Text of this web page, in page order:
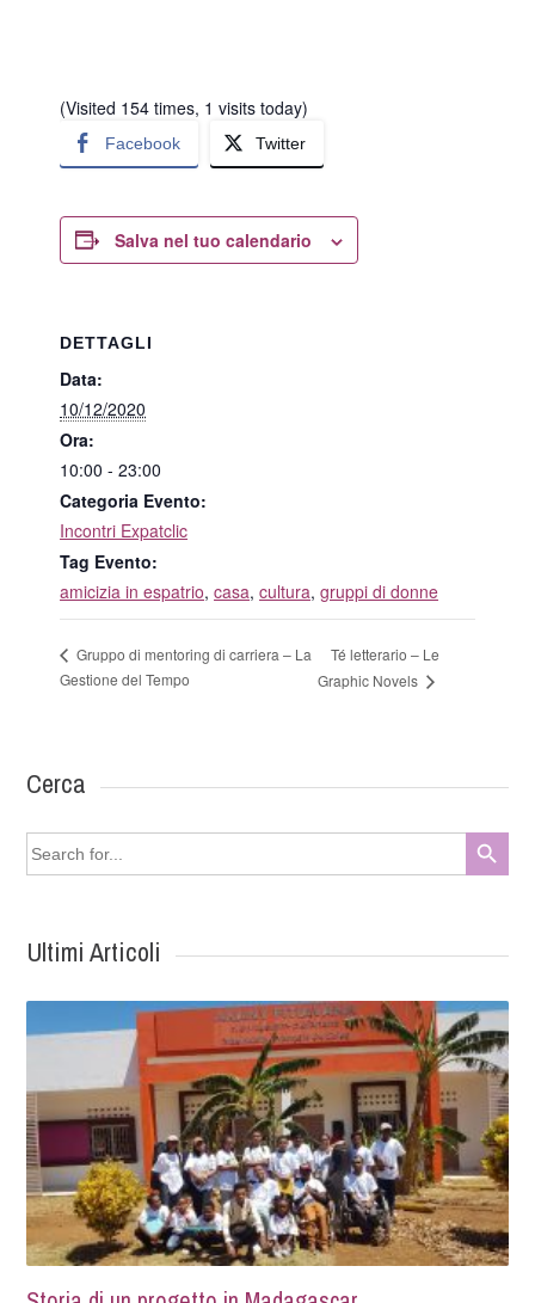
(Visited 154 times, 1 visits today)
Facebook Twitter
Salva nel tuo calendario
DETTAGLI
Data:
10/12/2020
Ora:
10:00 - 23:00
Categoria Evento:
Incontri Expatclic
Tag Evento:
amicizia in espatrio,casa,cultura,gruppi di donne
Gruppo di mentoring di carriera – La
Gestione del Tempo
Té letterario – Le
Graphic Novels
Cerca
Search
for:
Search Button
Ultimi Articoli